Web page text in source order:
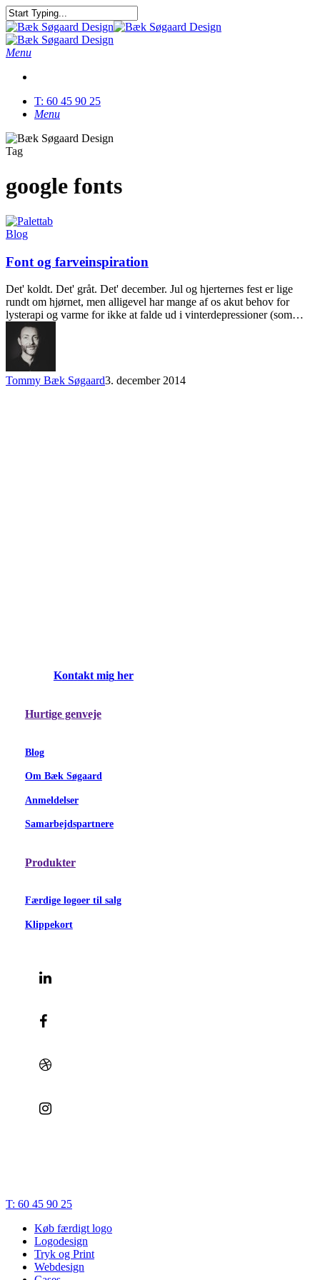
Skip
to
main
content
Close
Search
Menu
T: 60 45 90 25
Menu
Tag
google fonts
Blog
Font og farveinspiration
Det' koldt. Det' gråt. Det' december. Jul og hjerternes fest er lige
rundt om hjørnet, men alligevel har mange af os akut behov for
lysterapi og varme for ikke at falde ud i vinterdepressioner (som…
Tommy Bæk Søgaard3. december 2014
Kontakt mig her
Hurtige genveje
Blog
Om Bæk Søgaard
Anmeldelser
Samarbejdspartnere
Produkter
Færdige logoer til salg
Klippekort
Close
T: 60 45 90 25
Køb færdigt logo
Logodesign
Tryk og Print
Webdesign